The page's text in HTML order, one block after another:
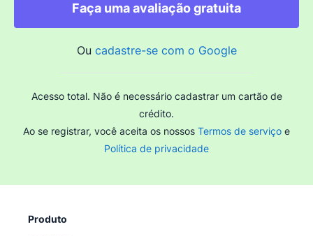
Faça uma avaliação gratuita
Ou cadastre-se com o Google
Acesso total. Não é necessário cadastrar um cartão de
crédito.
Ao se registrar, você aceita os nossos Termos de serviço e
Política de privacidade
Produto